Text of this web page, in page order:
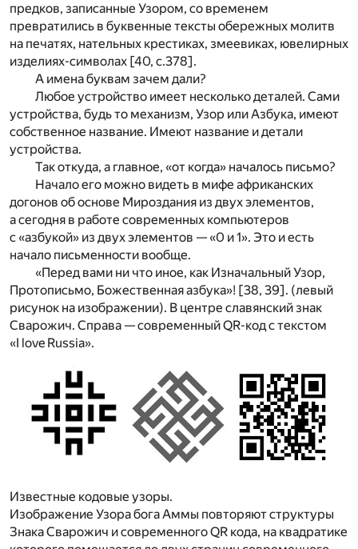
предков, записанные Узором, со временем
превратились в буквенные тексты обережных молитв
на печатях, нательных крестиках, змеевиках, ювелирных
изделиях-символах [40, с.378].
А имена буквам зачем дали?
Любое устройство имеет несколько деталей. Сами
устройства, будь то механизм, Узор или Азбука, имеют
собственное название. Имеют название и детали
устройства.
Так откуда, а главное, «от когда» началось письмо?
Начало его можно видеть в мифе африканских
догонов об основе Мироздания из двух элементов,
а сегодня в работе современных компьютеров
с «азбукой» из двух элементов — «0 и 1». Это и есть
начало письменности вообще.
«Перед вами ни что иное, как Изначальный Узор,
Протописьмо, Божественная азбука»! [38, 39]. (левый
рисунок на изображении). В центре славянский знак
Сварожич. Справа — современный QR-код с текстом
«I love Russia».
Известные кодовые узоры.
Изображение Узора бога Аммы повторяют структуры
Знака Сварожич и современного QR кода, на квадратике